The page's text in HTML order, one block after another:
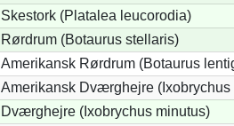
Skestork (Platalea leucorodia)
Rørdrum (Botaurus stellaris)
Amerikansk Rørdrum (Botaurus
Amerikansk Dværghejre (Ixobrychus
Dværghejre (Ixobrychus minutus)